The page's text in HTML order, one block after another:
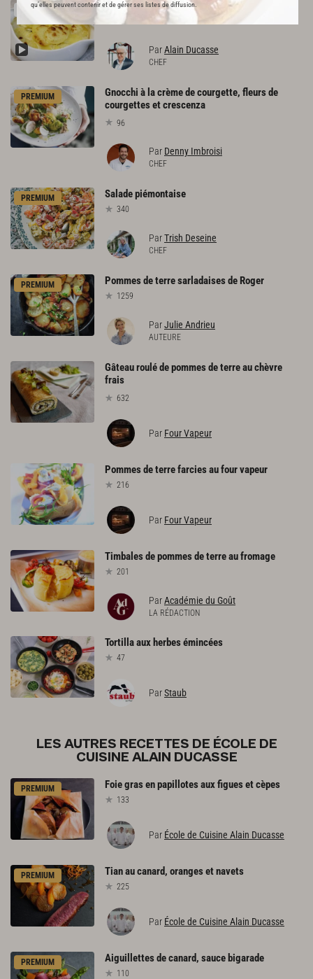
qu’elles peuvent contenir et de gérer ses listes de diffusion.
RECETTE OFFERTE ! Gratin dauphinois
2491
ParAlain Ducasse
CHEF
PREMIUM
Gnocchi à la crème de courgette, fleurs de
courgettes et crescenza
96
Par Denny Imbroisi
CHEF
PREMIUM Saladepiémontaise
340
ParTrish Deseine
CHEF
PREMIUM Pommesdeterresarladaisesde Roger
1259
ParJulie Andrieu
AUTEURE
Gâteau roulé de pommes de terre au chèvre
frais
632
Par Four Vapeur
Pommesdeterrefarciesaufourvapeur
216
Par Four Vapeur
Timbalesdepommesdeterreaufromage
201
ParAcadémie du Goût
LA RÉDACTION
Tortillaaux herbesémincées
47
ParStaub
LES AUTRES RECETTES DE ÉCOLE DE
CUISINE ALAIN DUCASSE
PREMIUM Foiegrasenpapillotesauxfiguesetcèpes
133
Par École de Cuisine Alain Ducasse
PREMIUM Tianaucanard, orangesetnavets
225
Par École de Cuisine Alain Ducasse
PREMIUM Aiguillettesdecanard, sauce bigarade
110